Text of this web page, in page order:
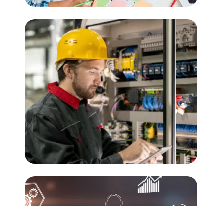
Gestión de Proyectos
• PMI • SCRUM